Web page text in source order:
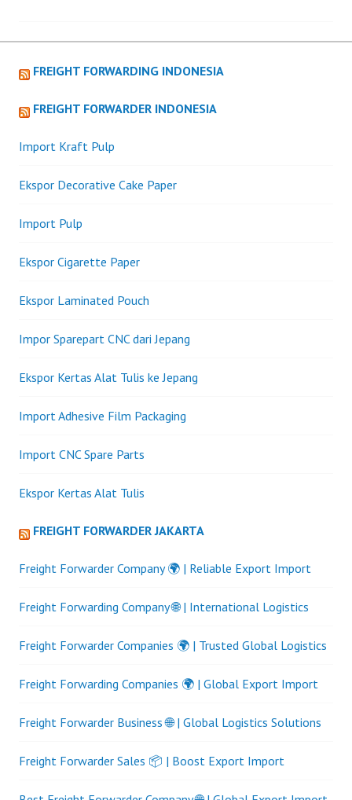
FREIGHT FORWARDING INDONESIA
FREIGHT FORWARDER INDONESIA
Import Kraft Pulp
Ekspor Decorative Cake Paper
Import Pulp
Ekspor Cigarette Paper
Ekspor Laminated Pouch
Impor Sparepart CNC dari Jepang
Ekspor Kertas Alat Tulis ke Jepang
Import Adhesive Film Packaging
Import CNC Spare Parts
Ekspor Kertas Alat Tulis
FREIGHT FORWARDER JAKARTA
Freight Forwarder Company 🌍 | Reliable Export Import
Freight Forwarding Company 🌐 | International Logistics
Freight Forwarder Companies 🌍 | Trusted Global Logistics
Freight Forwarding Companies 🌍 | Global Export Import
Freight Forwarder Business 🌐 | Global Logistics Solutions
Freight Forwarder Sales 📦 | Boost Export Import